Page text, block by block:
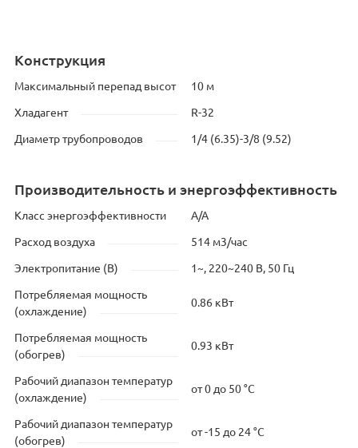
Конструкция
Максимальный перепад высот 10 м
Хладагент R-32
Диаметр трубопроводов 1/4 (6.35)-3/8 (9.52)
Производительность и энергоэффективность
Класс энергоэффективности A/A
Расход воздуха 514 м3/час
Электропитание (В) 1~, 220~240 В, 50 Гц
Потребляемая мощность
(охлаждение)
0.86 кВт
Потребляемая мощность
(обогрев)
0.93 кВт
Рабочий диапазон температур
(охлаждение)
от 0 до 50 °C
Рабочий диапазон температур
(обогрев)
от -15 до 24 °C